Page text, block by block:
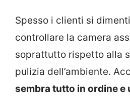
Spesso i clienti si
controllare la camera
soprattutto rispetto alla
pulizia dell’ambiente.
sembra tutto in ordine e